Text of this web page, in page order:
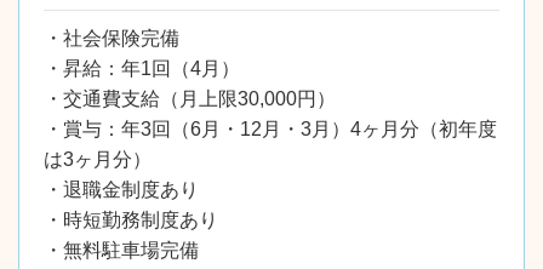
・社会保険完備
・昇給：年1回（4月）
・交通費支給（月上限30,000円）
・賞与：年3回（6月・12月・3月）4ヶ月分（初年度
は3ヶ月分）
・退職金制度あり
・時短勤務制度あり
・無料駐車場完備